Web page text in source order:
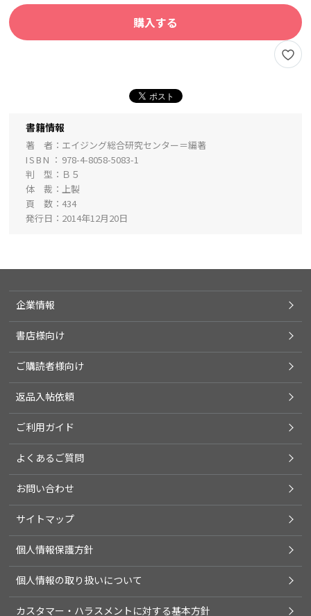
購入する
書籍情報
著 者
エイジング総合研究センター＝編著
ISBN
978-4-8058-5083-1
判 型
Ｂ５
体 裁
上製
頁 数
434
発行日
2014年12月20日
企業情報
書店様向け
ご購読者様向け
返品入帖依頼
ご利用ガイド
よくあるご質問
お問い合わせ
サイトマップ
個人情報保護方針
個人情報の取り扱いについて
カスタマー・ハラスメントに対する基本方針